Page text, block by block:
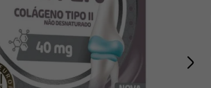
mundo verde